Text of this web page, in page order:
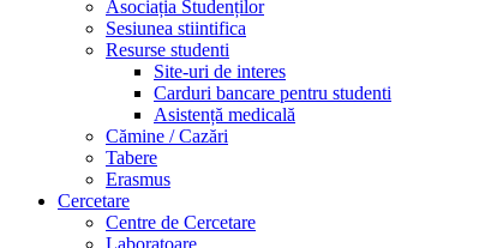
Asociația Studenților
Sesiunea stiintifica
Resurse studenti
Site-uri de interes
Carduri bancare pentru studenti
Asistență medicală
Cămine / Cazări
Tabere
Erasmus
Cercetare
Centre de Cercetare
Laboratoare